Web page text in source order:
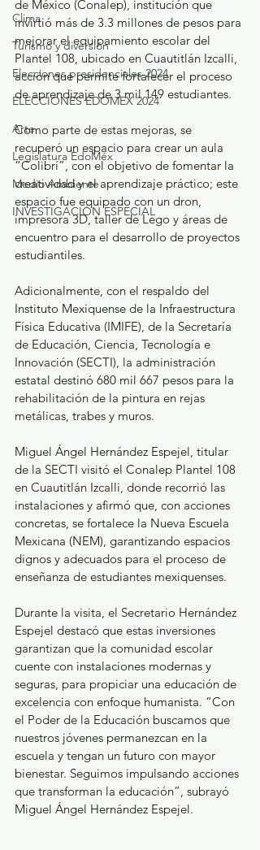
Clima
Turismo y diversión
Elecciones presidenciales 2024
ELECCIONES EDOMEX 2024
Arte
Legislatura EdoMéx
Medio Ambiente
INVESTIGACIÓN ESPECIAL
de México (Conalep), institución que
invirtió más de 3.3 millones de pesos para
mejorar el equipamiento escolar del
Plantel 108, ubicado en Cuautitlán Izcalli,
acción que permite fortalecer el proceso
de aprendizaje de 3 mil 149 estudiantes.
Como parte de estas mejoras, se
recuperó un espacio para crear un aula
“Colibrí”, con el objetivo de fomentar la
creatividad y el aprendizaje práctico; este
espacio fue equipado con un dron,
impresora 3D, taller de Lego y áreas de
encuentro para el desarrollo de proyectos
estudiantiles.
Adicionalmente, con el respaldo del
Instituto Mexiquense de la Infraestructura
Física Educativa (IMIFE), de la Secretaría
de Educación, Ciencia, Tecnología e
Innovación (SECTI), la administración
estatal destinó 680 mil 667 pesos para la
rehabilitación de la pintura en rejas
metálicas, trabes y muros.
Miguel Ángel Hernández Espejel, titular
de la SECTI visitó el Conalep Plantel 108
en Cuautitlán Izcalli, donde recorrió las
instalaciones y afirmó que, con acciones
concretas, se fortalece la Nueva Escuela
Mexicana (NEM), garantizando espacios
dignos y adecuados para el proceso de
enseñanza de estudiantes mexiquenses.
Durante la visita, el Secretario Hernández
Espejel destacó que estas inversiones
garantizan que la comunidad escolar
cuente con instalaciones modernas y
seguras, para propiciar una educación de
excelencia con enfoque humanista. “Con
el Poder de la Educación buscamos que
nuestros jóvenes permanezcan en la
escuela y tengan un futuro con mayor
bienestar. Seguimos impulsando acciones
que transforman la educación”, subrayó
Miguel Ángel Hernández Espejel.